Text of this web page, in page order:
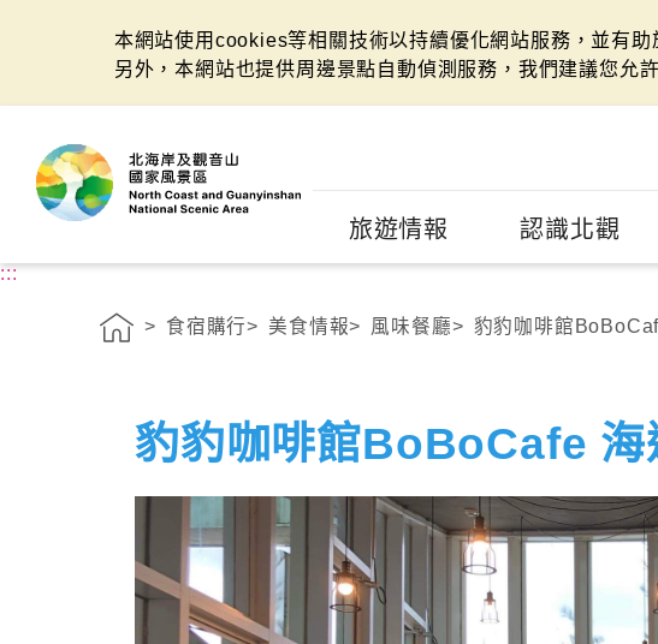
本網站使用cookies等相關技術以持續優化網站服務，並有
另外，本網站也提供周邊景點自動偵測服務，我們建議您允
旅遊情報 認識北觀
:::
食宿購行 美食情報 風味餐廳 豹豹咖啡館
豹豹咖啡館BoBoCafe 海